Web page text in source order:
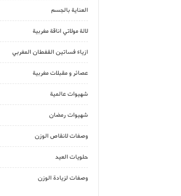
العناية بالجسم
لالة مولاتي اناقة مغربية
ازياء فساتين القفطان المغربي
عصائر و مقبلات مغربية
شهيوات عالمية
شهيوات رمضان
وصفات لانقاص الوزن
حلويات العيد
وصفات لزيادة الوزن